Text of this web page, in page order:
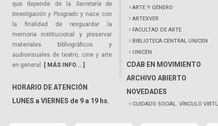
que depende de la Secretaría de
Investigación y Posgrado y nace con
la finalidad de resguardar la
memoria institucional y preservar
materiales bibliográficos y
audiovisuales de teatro, cine y arte
en general. [ MÁS INFO... ]
HORARIO DE ATENCIÓN
LUNES a VIERNES de 9 a 19 hs.
ARTE Y GÉNERO
ARTEXVER
FACULTAD DE ARTE
BIBLIOTECA CENTRAL UNICEN
UNICEN
CDAB EN MOVIMIENTO
ARCHIVO ABIERTO
NOVEDADES
CUIDADO SOCIAL. VÍNCULO